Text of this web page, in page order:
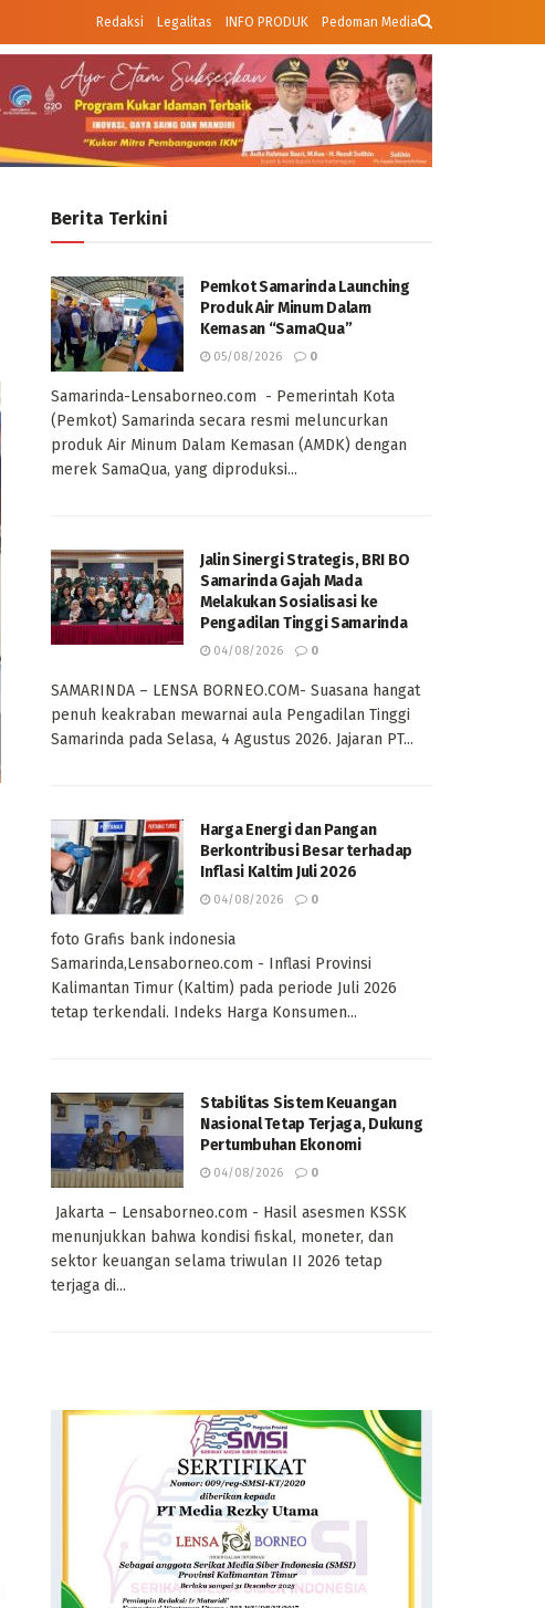
Redaksi Legalitas INFO PRODUK Pedoman Media
Berita Terkini
Pemkot Samarinda Launching
Produk Air Minum Dalam
Kemasan “SamaQua”
05/08/2026 0
Samarinda-Lensaborneo.com - Pemerintah Kota
(Pemkot) Samarinda secara resmi meluncurkan
produk Air Minum Dalam Kemasan (AMDK) dengan
merek SamaQua, yang diproduksi...
Jalin Sinergi Strategis, BRI BO
Samarinda Gajah Mada
Melakukan Sosialisasi ke
Pengadilan Tinggi Samarinda
04/08/2026 0
SAMARINDA – LENSA BORNEO.COM- Suasana hangat
penuh keakraban mewarnai aula Pengadilan Tinggi
Samarinda pada Selasa, 4 Agustus 2026. Jajaran PT...
Harga Energi dan Pangan
Berkontribusi Besar terhadap
Inflasi Kaltim Juli 2026
04/08/2026 0
foto Grafis bank indonesia
Samarinda,Lensaborneo.com - Inflasi Provinsi
Kalimantan Timur (Kaltim) pada periode Juli 2026
tetap terkendali. Indeks Harga Konsumen...
Stabilitas Sistem Keuangan
Nasional Tetap Terjaga, Dukung
Pertumbuhan Ekonomi
04/08/2026 0
Jakarta – Lensaborneo.com - Hasil asesmen KSSK
menunjukkan bahwa kondisi fiskal, moneter, dan
sektor keuangan selama triwulan II 2026 tetap
terjaga di...